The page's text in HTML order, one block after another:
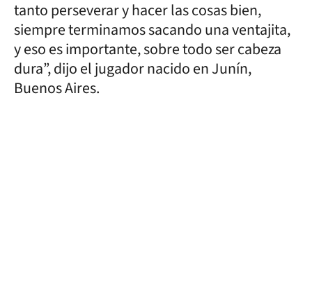
tanto perseverar y hacer las cosas bien,
siempre terminamos sacando una ventajita,
y eso es importante, sobre todo ser cabeza
dura”, dijo el jugador nacido en Junín,
Buenos Aires.